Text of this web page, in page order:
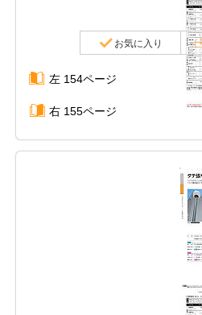
お気に入り
左 154ページ
右 155ページ